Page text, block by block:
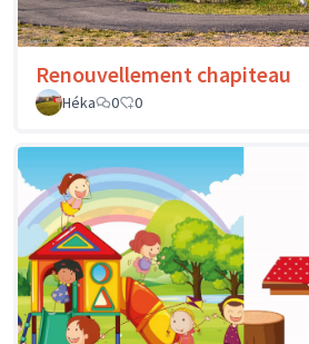
Renouvellement chapiteau
Héka
0 0